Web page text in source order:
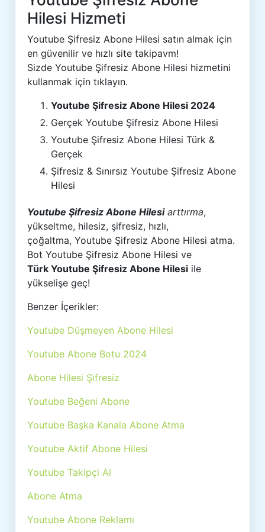
Hilesi Hizmeti
Youtube Şifresiz Abone Hilesi satın almak için
en güvenilir ve hızlı site takipavm!
Sizde Youtube Şifresiz Abone Hilesi hizmetini
kullanmak için tıklayın.
Youtube Şifresiz Abone Hilesi 2024
Gerçek Youtube Şifresiz Abone Hilesi
Youtube Şifresiz Abone Hilesi Türk &
Gerçek
Şifresiz & Sınırsız Youtube Şifresiz Abone
Hilesi
Youtube Şifresiz Abone Hilesiarttırma,
yükseltme, hilesiz, şifresiz, hızlı,
çoğaltma, Youtube Şifresiz Abone Hilesi atma.
Bot Youtube Şifresiz Abone Hilesi ve
Türk Youtube Şifresiz Abone Hilesi ile
yükselişe geç!
Benzer İçerikler:
Youtube Düşmeyen Abone Hilesi
Youtube Abone Botu 2024
Abone Hilesi Şifresiz
Youtube Beğeni Abone
Youtube Başka Kanala Abone Atma
Youtube Aktif Abone Hilesi
Youtube Takipçi Al
Abone Atma
Youtube Abone Reklamı